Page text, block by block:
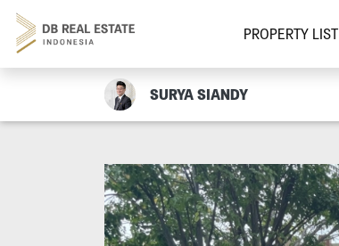
PROPERTY LIST
SURYA SIANDY